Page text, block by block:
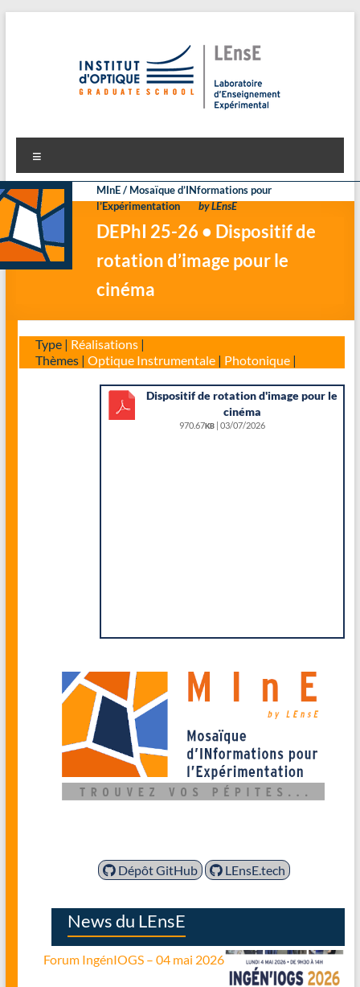
LEnsE
Laboratoire d'Enseignement Expérimental
MInE / Mosaïque d’INformations pour
l’Expérimentation
by LEnsE
DEPhI 25-26 • Dispositif de
rotation d’image pour le
cinéma
Type | Réalisations|
Thèmes | Optique Instrumentale| Photonique|
Dispositif de rotation d'image pour le
cinéma
970.67KB| 03/07/2026
Dépôt GitHub LEnsE.tech
News du LEnsE
Forum IngénIOGS – 04 mai 2026